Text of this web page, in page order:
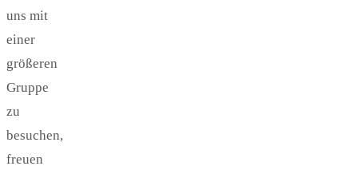
uns mit
einer
größeren
Gruppe
zu
besuchen,
freuen